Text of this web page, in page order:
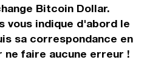
Bitcoin Dollar.
vous indique d'abord le
sa correspondance en
ne faire aucune erreur !